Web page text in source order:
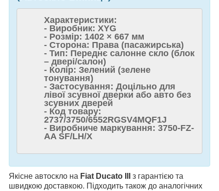
Характеристики:
- Виробник: XYG
- Розмір: 1402 × 667 мм
- Сторона: Права (пасажирська)
- Тип: Переднє салонне скло (блок
– двері/салон)
- Колір: Зелений (зелене
тонування)
- Застосування: Доцільно для
лівої зсувної дверки або авто без
зсувних дверей
- Код товару:
2737/3750/6552RGSV4MQF1J
- Виробниче маркування: 3750-FZ-
AA SF/LH/X
Якісне автоскло на Fiat Ducato III
з гарантією та
швидкою доставкою. Підходить також до аналогічних